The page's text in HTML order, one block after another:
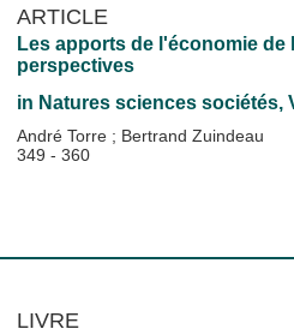
ARTICLE
Les apports de l'économie
perspectives
in Natures sciences sociétés,
André Torre ; Bertrand Zuindeau
349 - 360
LIVRE